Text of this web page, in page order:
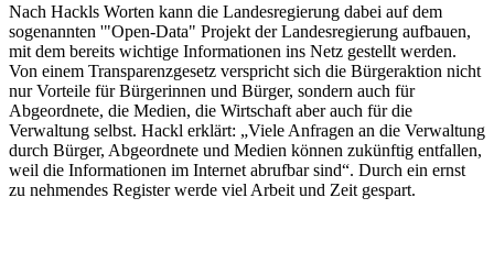
Nach Hackls Worten kann die Landesregierung dabei auf dem
sogenannten '"Open-Data" Projekt der Landesregierung aufbauen,
mit dem bereits wichtige Informationen ins Netz gestellt werden.
Von einem Transparenzgesetz verspricht sich die Bürgeraktion nicht
nur Vorteile für Bürgerinnen und Bürger, sondern auch für
Abgeordnete, die Medien, die Wirtschaft aber auch für die
Verwaltung selbst. Hackl erklärt: „Viele Anfragen an die Verwaltung
durch Bürger, Abgeordnete und Medien können zukünftig entfallen,
weil die Informationen im Internet abrufbar sind“. Durch ein ernst
zu nehmendes Register werde viel Arbeit und Zeit gespart.